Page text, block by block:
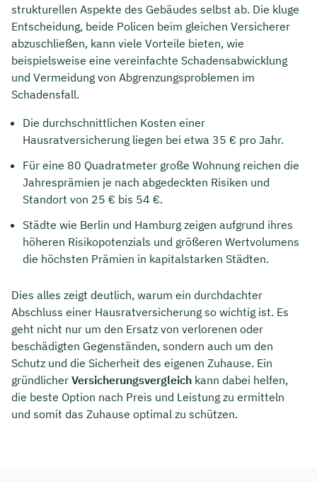
strukturellen Aspekte des Gebäudes selbst ab. Die kluge
Entscheidung, beide Policen beim gleichen Versicherer
abzuschließen, kann viele Vorteile bieten, wie
beispielsweise eine vereinfachte Schadensabwicklung
und Vermeidung von Abgrenzungsproblemen im
Schadensfall.
Die durchschnittlichen Kosten einer
Hausratversicherung liegen bei etwa 35 € pro Jahr.
Für eine 80 Quadratmeter große Wohnung reichen die
Jahresprämien je nach abgedeckten Risiken und
Standort von 25 € bis 54 €.
Städte wie Berlin und Hamburg zeigen aufgrund ihres
höheren Risikopotenzials und größeren Wertvolumens
die höchsten Prämien in kapitalstarken Städten.
Dies alles zeigt deutlich, warum ein durchdachter
Abschluss einer Hausratversicherung so wichtig ist. Es
geht nicht nur um den Ersatz von verlorenen oder
beschädigten Gegenständen, sondern auch um den
Schutz und die Sicherheit des eigenen Zuhause. Ein
gründlicher Versicherungsvergleich kann dabei helfen,
die beste Option nach Preis und Leistung zu ermitteln
und somit das Zuhause optimal zu schützen.